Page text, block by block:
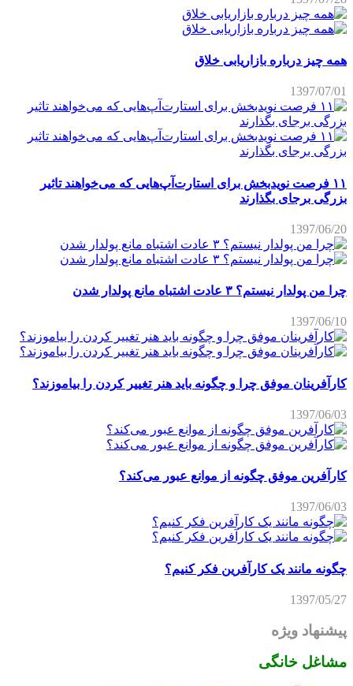
همه چیز درباره بازاریابی خلاق
1397/07/01
۱۱ فرصت نویدبخش برای استارت‌آپ‌هایی که می‌خواهند تاثیر
بزرگی برجای بگذارند
1397/06/20
چرا من پولدار نیستم؟ ۳ عادت اشتباه مانع پولدار شدن
1397/06/10
کارآفرینان موفق چرا و چگونه باید هنر تغییر کردن را بیاموزند؟
1397/06/03
کارآفرین موفق چگونه از موانع عبور می‌کند؟
1397/06/03
چگونه مانند یک کارآفرین فکر کنیم؟
1397/05/27
پیشنهاد ویژه
مشاغل خانگی